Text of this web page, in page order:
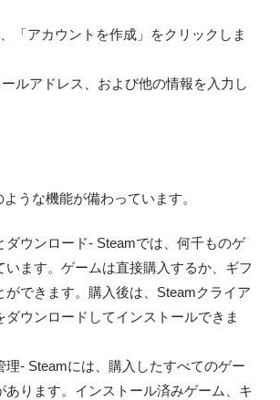
「アカウントを作成」をクリックしま
ルアドレス、および他の情報を入力し
うな機能が備わっています。
ダウンロード- Steamでは、何千ものゲ
います。ゲームは直接購入するか、ギフ
ができます。購入後は、Steamクライア
ダウンロードしてインストールできま
理- Steamには、購入したすべてのゲー
あります。インストール済みゲーム、キ